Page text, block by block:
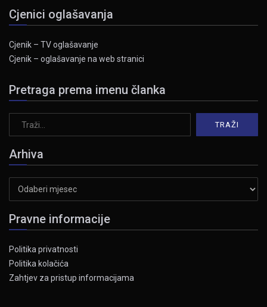
Cjenici oglašavanja
Cjenik – TV oglašavanje
Cjenik – oglašavanje na web stranici
Pretraga prema imenu članka
Arhiva
Pravne informacije
Politika privatnosti
Politika kolačića
Zahtjev za pristup informacijama